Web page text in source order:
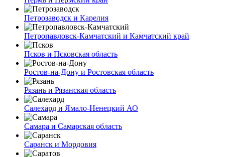
Петрозаводск и Карелия
Петропавловск-Камчатский и Камчатский край
Псков и Псковская область
Ростов-на-Дону и Ростовская область
Рязань и Рязанская область
Салехард и Ямало-Ненецкий АО
Самара и Самарская область
Саранск и Мордовия